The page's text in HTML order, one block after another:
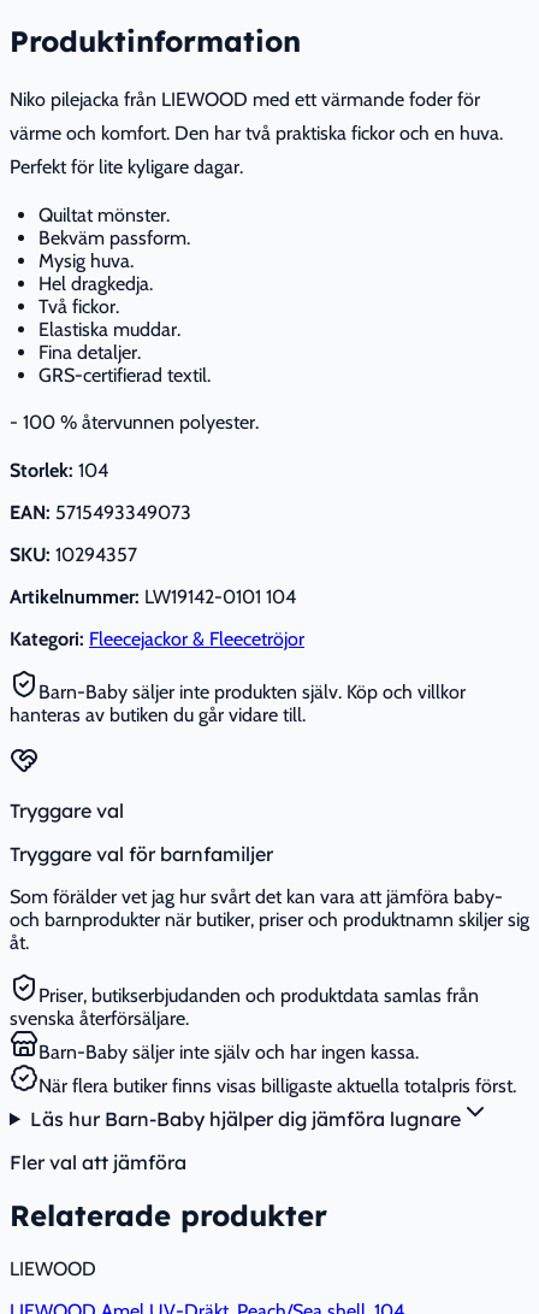
Produktinformation
Niko pilejacka från LIEWOOD med ett värmande foder för
värme och komfort. Den har två praktiska fickor och en huva.
Perfekt för lite kyligare dagar.
Quiltat mönster.
Bekväm passform.
Mysig huva.
Hel dragkedja.
Två fickor.
Elastiska muddar.
Fina detaljer.
GRS-certifierad textil.
- 100 % återvunnen polyester.
Storlek: 104
EAN: 5715493349073
SKU: 10294357
Artikelnummer: LW19142-0101 104
Kategori: Fleecejackor & Fleecetröjor
Barn-Baby säljer inte produkten själv. Köp och villkor
hanteras av butiken du går vidare till.
Tryggare val
Tryggare val för barnfamiljer
Som förälder vet jag hur svårt det kan vara att jämföra baby-
och barnprodukter när butiker, priser och produktnamn skiljer sig
åt.
Priser, butikserbjudanden och produktdata samlas från
svenska återförsäljare.
Barn-Baby säljer inte själv och har ingen kassa.
När flera butiker finns visas billigaste aktuella totalpris först.
Läs hur Barn-Baby hjälper dig jämföra lugnare
Fler val att jämföra
Relaterade produkter
LIEWOOD